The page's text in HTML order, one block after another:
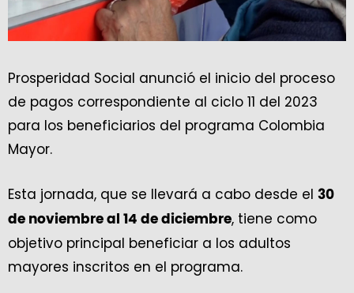
Prosperidad Social anunció el inicio del proceso
de pagos correspondiente al ciclo 11 del 2023
para los beneficiarios del programa Colombia
Mayor.
Esta jornada, que se llevará a cabo desde el 30
de noviembre al 14 de diciembre, tiene como
objetivo principal beneficiar a los adultos
mayores inscritos en el programa.